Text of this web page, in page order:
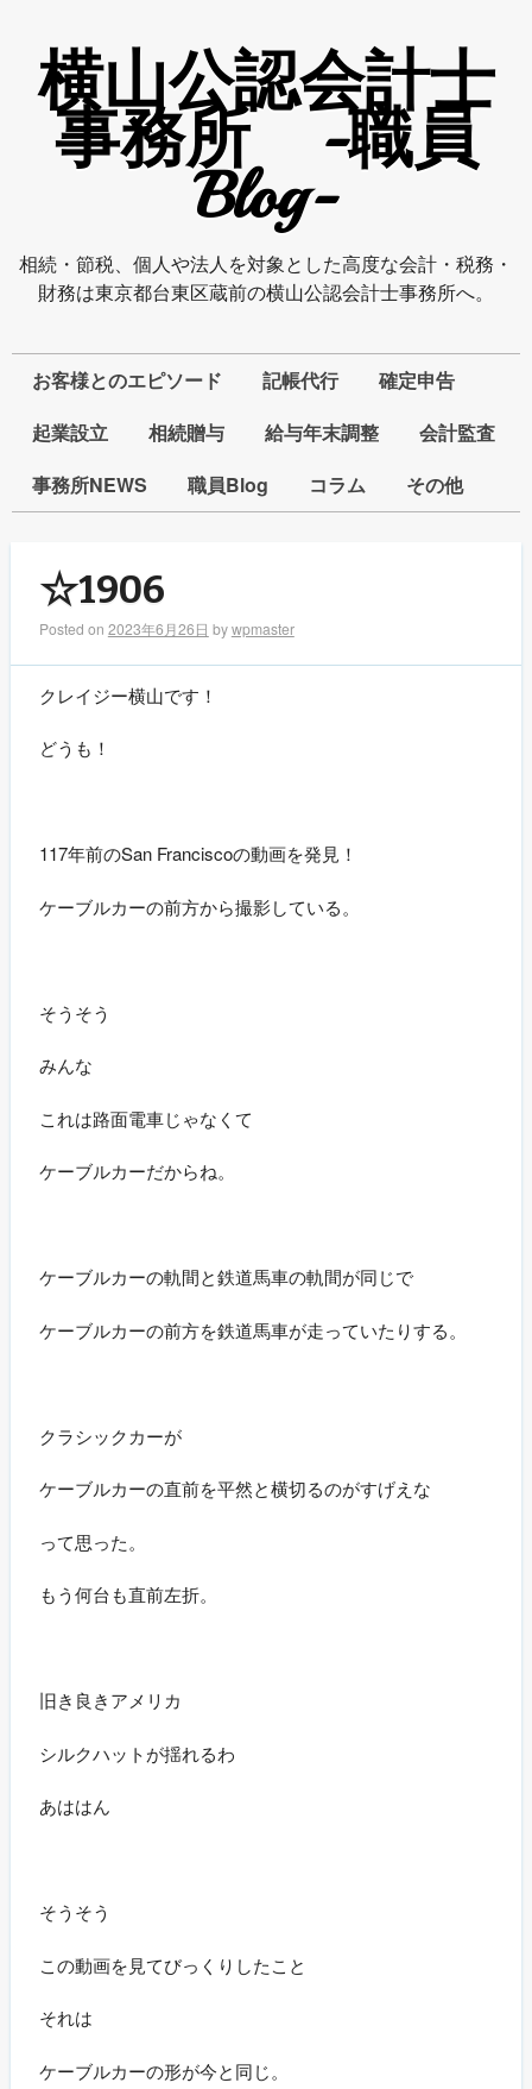
横山公認会計士
事務所 -職員
Blog-
相続・節税、個人や法人を対象とした高度な会計・税務・
財務は東京都台東区蔵前の横山公認会計士事務所へ。
お客様とのエピソード 記帳代行
確定申告
起業設立
相続贈与 給与年末調整
会計監査
事務所NEWS
職員Blog コラム その他
☆1906
Posted on 2023年6月26日 bywpmaster
クレイジー横山です！
どうも！
117年前のSan Franciscoの動画を発見！
ケーブルカーの前方から撮影している。
そうそう
みんな
これは路面電車じゃなくて
ケーブルカーだからね。
ケーブルカーの軌間と鉄道馬車の軌間が同じで
ケーブルカーの前方を鉄道馬車が走っていたりする。
クラシックカーが
ケーブルカーの直前を平然と横切るのがすげえな
って思った。
もう何台も直前左折。
旧き良きアメリカ
シルクハットが揺れるわ
あははん
そうそう
この動画を見てびっくりしたこと
それは
ケーブルカーの形が今と同じ。